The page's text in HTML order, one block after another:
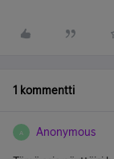
1 kommentti
A Anonymous